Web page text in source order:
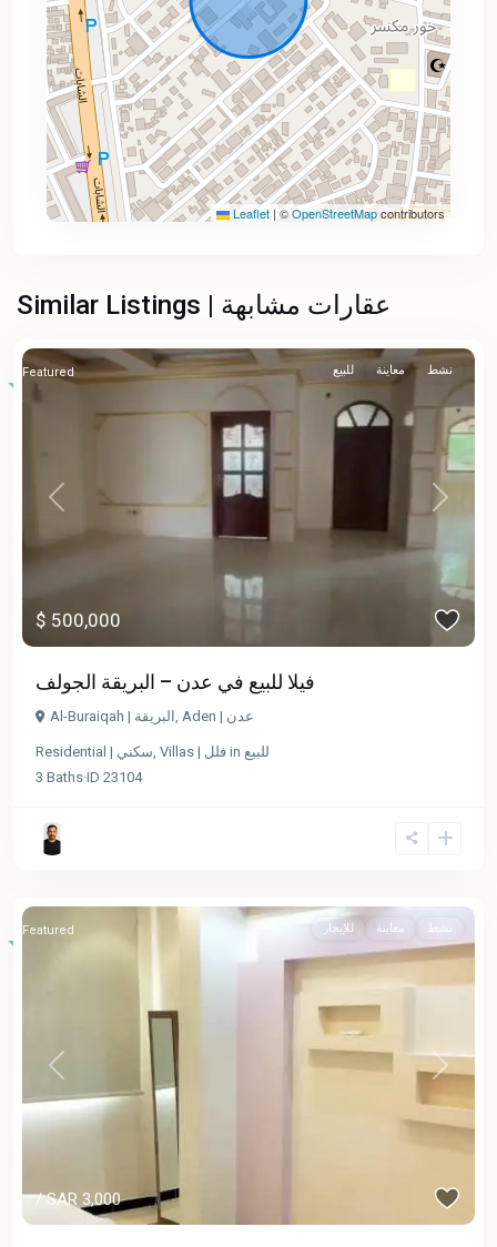
Leaflet | ©OpenStreetMapcontributors
Similar Listings | عقارات مشابهة
Previous Next
$ 500,000
للبيع معاينة نشط Featured
فيلا للبيع في عدن – البريقة الجولف
Al-Buraiqah | البريقة Aden | عدن
Residential | سكني Villas | فلل in للبيع
3 Baths·ID 23104
Previous Next
/ SAR 3,000
للإيجار معاينة نشط Featured